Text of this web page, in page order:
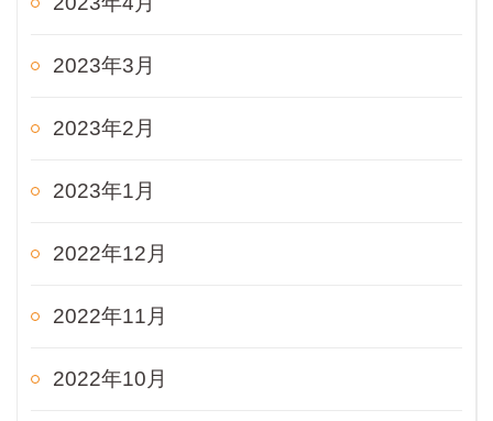
2023年3月
2023年2月
2023年1月
2022年12月
2022年11月
2022年10月